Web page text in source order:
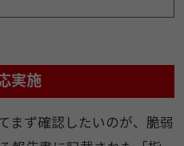
実施
まず確認したいのが、脆弱